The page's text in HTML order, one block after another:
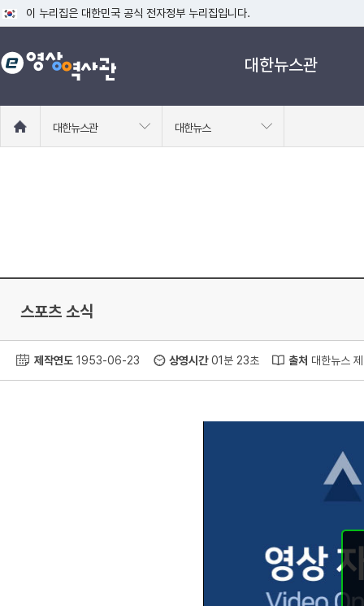
이 누리집은 대한민국 공식 전자정부 누리집입니다.
공식 누리집 주소 확인하기
go.kr 주소를 사용하는 누리집은 대한민국 정부기관이 관리하는 누리집입니
대한뉴스관
로
대한뉴스관 대한뉴스
스포츠 소식
제작연도 1953-06-23 상영시간01분 23초 출처 대한뉴스